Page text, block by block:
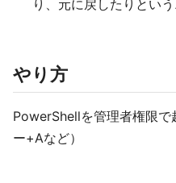
り、元に戻したりとい
やり方
PowerShellを管理者権限で
ー+Aなど）